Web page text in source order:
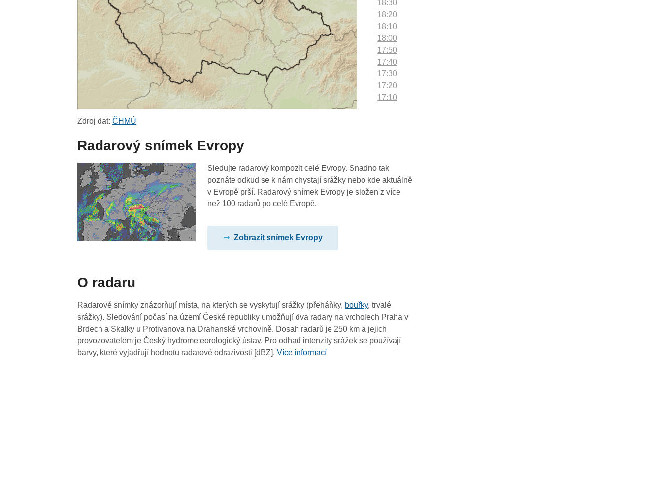
18:30
18:20
18:10
18:00
17:50
17:40
17:30
17:20
17:10
16:10
16:00
15:50
14:10
14:00
13:50
13:40
Zdroj dat:ČHMÚ
Radarový snímek Evropy
Sledujte radarový kompozit celé Evropy. Snadno tak
poznáte odkud se k nám chystají srážky nebo kde aktuálně
v Evropě prší. Radarový snímek Evropy je složen z více
než 100 radarů po celé Evropě.
Zobrazit snímek Evropy
O radaru
Radarové snímky znázorňují místa, na kterých se vyskytují srážky (přeháňky, bouřky, trvalé
srážky). Sledování počasí na území České republiky umožňují dva radary na vrcholech Praha v
Brdech a Skalky u Protivanova na Drahanské vrchovině. Dosah radarů je 250 km a jejich
provozovatelem je Český hydrometeorologický ústav. Pro odhad intenzity srážek se používají
barvy, které vyjadřují hodnotu radarové odrazivosti [dBZ].Více informací